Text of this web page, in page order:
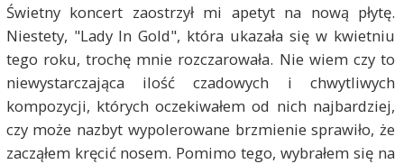
Świetny koncert zaostrzył mi apetyt na nową płytę.
Niestety, "Lady In Gold", która ukazała się w kwietniu
tego roku, trochę mnie rozczarowała. Nie wiem czy to
niewystarczająca ilość czadowych i chwytliwych
kompozycji, których oczekiwałem od nich najbardziej,
czy może nazbyt wypolerowane brzmienie sprawiło, że
zacząłem kręcić nosem. Pomimo tego, wybrałem się na